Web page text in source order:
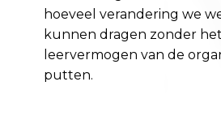
hoeveel verandering we
kunnen dragen zonder het
leervermogen van de
putten.